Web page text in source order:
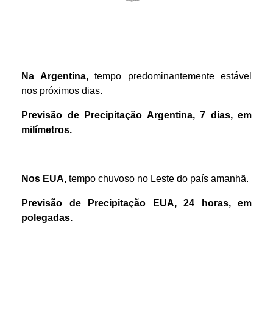
Na Argentina,tempo predominantemente estável
nos próximos dias.
Previsão de Precipitação Argentina, 7 dias, em
milímetros.
Nos EUA, tempo chuvoso no Leste do país amanhã.
Previsão de Precipitação EUA, 24 horas, em
polegadas.